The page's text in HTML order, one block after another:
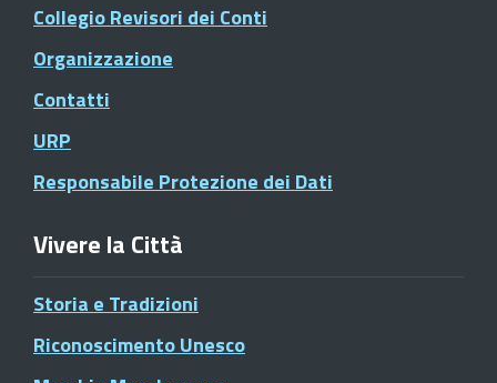
Collegio Revisori dei Conti
Organizzazione
Contatti
URP
Responsabile Protezione dei Dati
Vivere la Città
Storia e Tradizioni
Riconoscimento Unesco